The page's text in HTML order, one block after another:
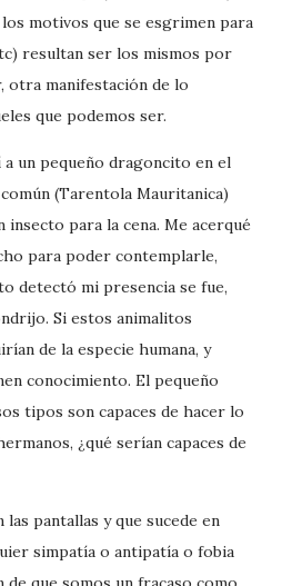
motivos que se esgrimen para
resultan ser los mismos por
otra manifestación de lo
que podemos ser.
a un pequeño dragoncito en el
común (Tarentola Mauritanica)
para la cena. Me acerqué
para poder contemplarle,
detectó mi presencia se fue,
Si estos animalitos
de la especie humana, y
conocimiento. El pequeño
tipos son capaces de hacer lo
¿qué serían capaces de
pantallas y que sucede en
simpatía o antipatía o fobia